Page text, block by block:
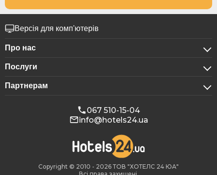
Версія для комп'ютерів
Про нас
Про компанію
Конфіденційність
Наші партнери
Реклама на Hotels24
Послуги
Для бізнес-клієнтів
Бронювання для груп
Конференц-зали
Партнерам
Програма для афіліатів
067 510-15-04
info@hotels24.ua
Copyright © 2010 - 2026 ТОВ "ХОТЕЛС 24 ЮА"